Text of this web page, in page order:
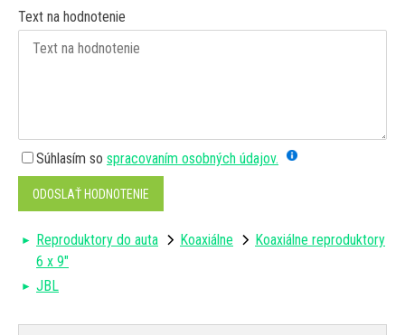
Text na hodnotenie
Súhlasím so spracovaním osobných údajov.
ODOSLAŤ HODNOTENIE
Reproduktory do auta Koaxiálne
Koaxiálne reproduktory
6 x 9"
JBL